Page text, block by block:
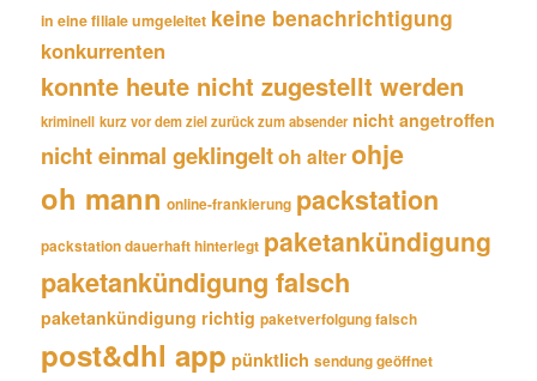
in eine filiale umgeleitet keine benachrichtigung
konkurrenten
konnte heute nicht zugestellt werden
kriminell kurz vor dem ziel zurück zum absender nicht angetroffen
nicht einmal geklingeltoh alterohje
oh mann online-frankierung packstation
packstation dauerhaft hinterlegt paketankündigung
paketankündigung falsch
paketankündigung richtig paketverfolgung falsch
post&dhl app pünktlich sendung geöffnet